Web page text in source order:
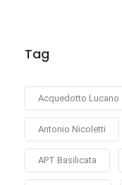
Tag
Acquedotto Lucano
Antonio Nicoletti
APT Basilicata